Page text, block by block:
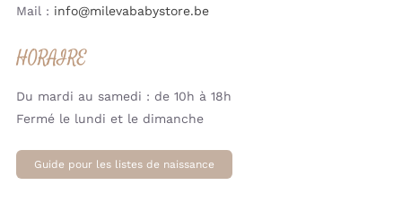
Mail : info@milevababystore.be
HORAIRE
Du mardi au samedi : de 10h à 18h
Fermé le lundi et le dimanche
Guide pour les listes de naissance